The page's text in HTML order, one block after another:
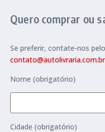
Quero comprar ou
Se preferir, contate-nos
contato@autolivraria.com.br
Nome (obrigatório)
Cidade (obrigatório)